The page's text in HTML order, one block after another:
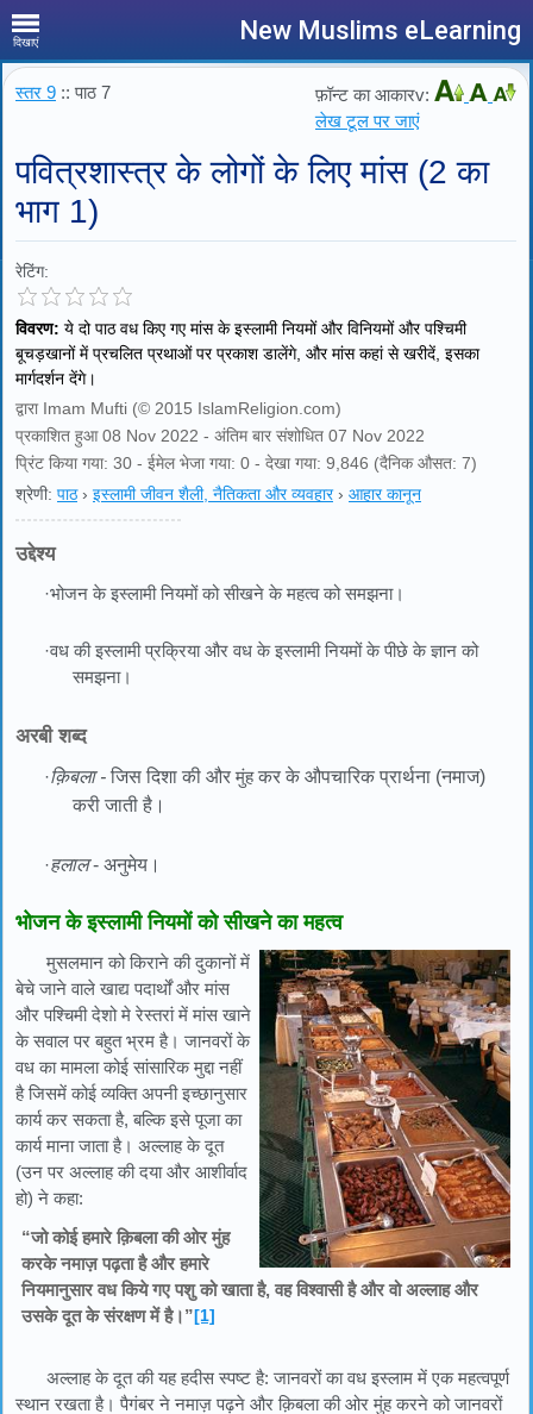
दिखाएं New Muslims eLearning
स्तर 9 :: पाठ 7
फ़ॉन्ट का आकारv:
लेख टूल पर जाएं
पवित्रशास्त्र के लोगों के लिए मांस (2 का
भाग 1)
रेटिंग:
विवरण: ये दो पाठ वध किए गए मांस के इस्लामी नियमों और विनियमों और पश्चिमी
बूचड़खानों में प्रचलित प्रथाओं पर प्रकाश डालेंगे, और मांस कहां से खरीदें, इसका
मार्गदर्शन देंगे।
द्वारा Imam Mufti (© 2015 IslamReligion.com)
प्रकाशित हुआ 08 Nov 2022 - अंतिम बार संशोधित 07 Nov 2022
प्रिंट किया गया: 30 - ईमेल भेजा गया: 0 - देखा गया: 9,846 (दैनिक औसत: 7)
श्रेणी: पाठ› इस्लामी जीवन शैली, नैतिकता और व्यवहार› आहार कानून
उद्देश्य
·भोजन के इस्लामी नियमों को सीखने के महत्व को समझना।
·वध की इस्लामी प्रक्रिया और वध के इस्लामी नियमों के पीछे के ज्ञान को
समझना।
अरबी शब्द
·क़िबला - जिस दिशा की औरमुंहकर के औपचारिक प्रार्थना (नमाज)
करी जाती है।
·हलाल- अनुमेय।
भोजन के इस्लामी नियमों को सीखने का महत्व
मुसलमान को किराने की दुकानों में
बेचे जाने वाले खाद्य पदार्थों और मांस
और पश्चिमी देशो मे रेस्तरां में मांस खाने
के सवाल पर बहुत भ्रम है। जानवरों के
वध का मामला कोई सांसारिक मुद्दा नहीं
है जिसमें कोई व्यक्ति अपनी इच्छानुसार
कार्य कर सकता है, बल्कि इसे पूजा का
कार्य माना जाता है। अल्लाह के दूत
(उन पर अल्लाह की दया और आशीर्वाद
हो) ने कहा:
“जो कोई हमारे क़िबला की ओर मुंह
करके नमाज़ पढ़ता है और हमारे
नियमानुसार वध किये गए पशु को खाता है, वह विश्वासी है और वो अल्लाह और
उसके दूत के संरक्षण में है।”[1]
अल्लाह के दूत की यह हदीस स्पष्ट है: जानवरों का वध इस्लाम में एक महत्वपूर्ण
स्थान रखता है। पैगंबर ने नमाज़ पढ़ने और क़िबला की ओर मुंह करने को जानवरों